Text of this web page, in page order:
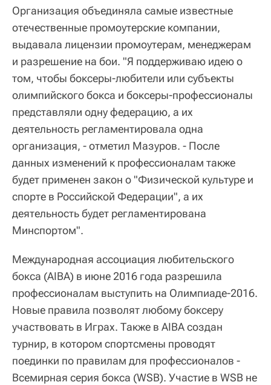
Организация объединяла самые известные
отечественные промоутерские компании,
выдавала лицензии промоутерам, менеджерам
и разрешение на бои. "Я поддерживаю идею о
том, чтобы боксеры-любители или субъекты
олимпийского бокса и боксеры-профессионалы
представляли одну федерацию, а их
деятельность регламентировала одна
организация, - отметил Мазуров. - После
данных изменений к профессионалам также
будет применен закон о "Физической культуре и
спорте в Российской Федерации", а их
деятельность будет регламентирована
Минспортом".
Международная ассоциация любительского
бокса (AIBA) в июне 2016 года разрешила
профессионалам выступить на Олимпиаде-2016.
Новые правила позволят любому боксеру
участвовать в Играх. Также в AIBA создан
турнир, в котором спортсмены проводят
поединки по правилам для профессионалов -
Всемирная серия бокса (WSB). Участие в WSB не